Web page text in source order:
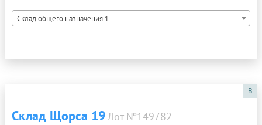
Склад общего назначения 1
B
Склад Щорса 19Лот №149782